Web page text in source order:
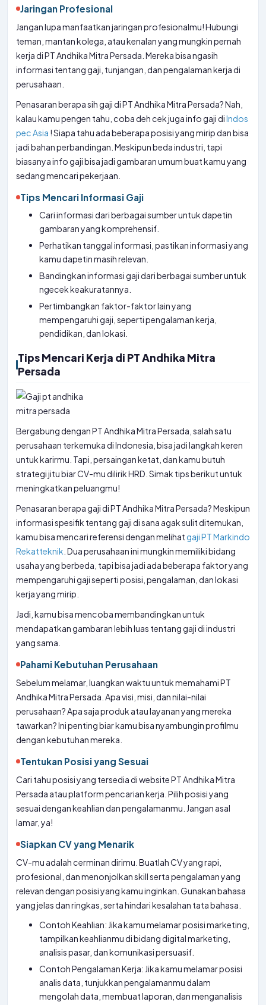
Jaringan Profesional
Jangan lupa manfaatkan jaringan profesionalmu! Hubungi
teman, mantan kolega, atau kenalan yang mungkin pernah
kerja di PT Andhika Mitra Persada. Mereka bisa ngasih
informasi tentang gaji, tunjangan, dan pengalaman kerja di
perusahaan.
Penasaran berapa sih gaji di PT Andhika Mitra Persada? Nah,
kalau kamu pengen tahu, coba deh cek juga info gaji diIndos
pec Asia ! Siapa tahu ada beberapa posisi yang mirip dan bisa
jadi bahan perbandingan. Meskipun beda industri, tapi
biasanya info gaji bisa jadi gambaran umum buat kamu yang
sedang mencari pekerjaan.
Tips Mencari Informasi Gaji
Cari informasi dari berbagai sumber untuk dapetin
gambaran yang komprehensif.
Perhatikan tanggal informasi, pastikan informasi yang
kamu dapetin masih relevan.
Bandingkan informasi gaji dari berbagai sumber untuk
ngecek keakuratannya.
Pertimbangkan faktor-faktor lain yang
mempengaruhi gaji, seperti pengalaman kerja,
pendidikan, dan lokasi.
Tips Mencari Kerja di PT Andhika Mitra
Persada
Bergabung dengan PT Andhika Mitra Persada, salah satu
perusahaan terkemuka di Indonesia, bisa jadi langkah keren
untuk karirmu. Tapi, persaingan ketat, dan kamu butuh
strategi jitu biar CV-mu dilirik HRD. Simak tips berikut untuk
meningkatkan peluangmu!
Penasaran berapa gaji di PT Andhika Mitra Persada? Meskipun
informasi spesifik tentang gaji di sana agak sulit ditemukan,
kamu bisa mencari referensi dengan melihat gaji PT Markindo
Rekatteknik . Dua perusahaan ini mungkin memiliki bidang
usaha yang berbeda, tapi bisa jadi ada beberapa faktor yang
mempengaruhi gaji seperti posisi, pengalaman, dan lokasi
kerja yang mirip.
Jadi, kamu bisa mencoba membandingkan untuk
mendapatkan gambaran lebih luas tentang gaji di industri
yang sama.
Pahami Kebutuhan Perusahaan
Sebelum melamar, luangkan waktu untuk memahami PT
Andhika Mitra Persada. Apa visi, misi, dan nilai-nilai
perusahaan? Apa saja produk atau layanan yang mereka
tawarkan? Ini penting biar kamu bisa nyambungin profilmu
dengan kebutuhan mereka.
Tentukan Posisi yang Sesuai
Cari tahu posisi yang tersedia di website PT Andhika Mitra
Persada atau platform pencarian kerja. Pilih posisi yang
sesuai dengan keahlian dan pengalamanmu. Jangan asal
lamar, ya!
Siapkan CV yang Menarik
CV-mu adalah cerminan dirimu. Buatlah CV yang rapi,
profesional, dan menonjolkan skill serta pengalaman yang
relevan dengan posisi yang kamu inginkan. Gunakan bahasa
yang jelas dan ringkas, serta hindari kesalahan tata bahasa.
Contoh Keahlian: Jika kamu melamar posisi marketing,
tampilkan keahlianmu di bidang digital marketing,
analisis pasar, dan komunikasi persuasif.
Contoh Pengalaman Kerja: Jika kamu melamar posisi
analis data, tunjukkan pengalamanmu dalam
mengolah data, membuat laporan, dan menganalisis